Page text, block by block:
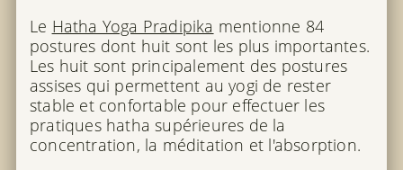
Le Hatha Yoga Pradipika mentionne 84
postures dont huit sont les plus importantes.
Les huit sont principalement des postures
assises qui permettent au yogi de rester
stable et confortable pour effectuer les
pratiques hatha supérieures de la
concentration, la méditation et l'absorption.